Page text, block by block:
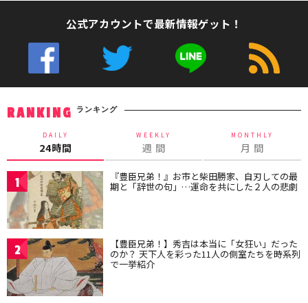
公式アカウントで最新情報ゲット！
RANKING ランキング
DAILY
24時間
WEEKLY
週 間
MONTHLY
月 間
1 『豊臣兄弟！』お市と柴田勝家、自刃しての最
期と「辞世の句」…運命を共にした２人の悲劇
2 【豊臣兄弟！】秀吉は本当に「女狂い」だった
のか？ 天下人を彩った11人の側室たちを時系列
で一挙紹介